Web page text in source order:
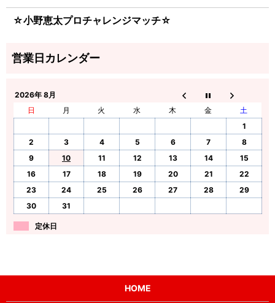
☆小野恵太プロチャレンジマッチ☆
2026年 8月
日
月 火 水 木 金
土
1
2
3 4 5 6 7
8
9
10 11 12 13 14
15
16
17 18 19 20 21
22
23
24 25 26 27 28
29
30
31
定休日
HOME